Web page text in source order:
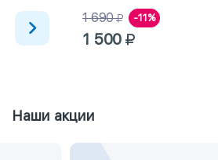
1 690 -11%
1 500
Наши акции